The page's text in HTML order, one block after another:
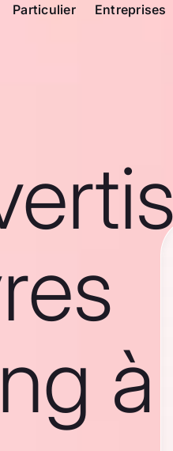
Particulier Entreprises
à